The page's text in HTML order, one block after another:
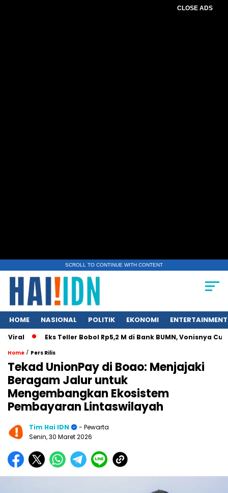
CLOSE ADS
SCROLL TO CONTINUE WITH CONTENT
HOME NASIONAL POLITIK EKONOMI ENTERTAINMENT
Eks Teller Bobol Rp5,2 M di Bank BUMN, Vonisnya Cuma 4,5
Home / Pers Rilis
Tekad UnionPay di Boao: Menjajaki
Beragam Jalur untuk
Mengembangkan Ekosistem
Pembayaran Lintaswilayah
Tim Hai IDN
- Pewarta
Senin, 30 Maret 2026